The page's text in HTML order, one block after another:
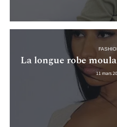
La longue robe
11 mars